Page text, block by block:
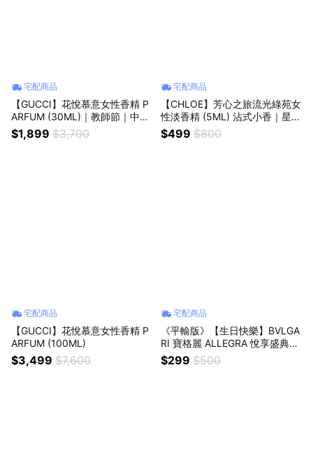
宅配商品
【GUCCI】花悅慕意女性香精 P
ARFUM (30ML)｜教師節｜中秋
節｜星座禮｜生日禮物｜情人節
｜感謝禮
$1,899 $3,700
宅配商品
【CHLOE】芳心之旅流光綠苑女
性淡香精 (5ML) 沾式小香｜星座
禮｜生日禮物｜情人節禮物｜感
謝禮
$499 $800
宅配商品
【GUCCI】花悅慕意女性香精 P
ARFUM (100ML)
$3,499 $7,600
宅配商品
《平輸版》【生日快樂】BVLGA
RI 寶格麗 ALLEGRA 悅享盛典系
列-璀璨嬌陽淡香精 (1.5MLX2入)
噴式針管『LINE禮物獨家』
$299 $500